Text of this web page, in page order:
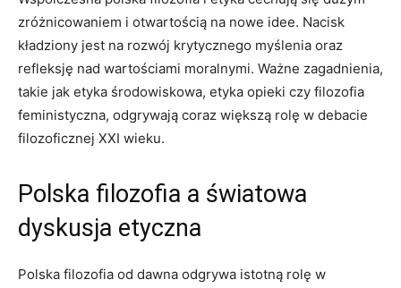
zróżnicowaniem i otwartością na nowe idee. Nacisk
kładziony jest na ​rozwój krytycznego myślenia oraz
refleksję nad wartościami‌ moralnymi. Ważne zagadnienia,
takie jak⁣ etyka środowiskowa, etyka opieki czy filozofia
‌feministyczna,‌ odgrywają coraz⁢ większą rolę w debacie
⁢filozoficznej XXI wieku.
Polska filozofia a światowa
dyskusja etyczna
Polska filozofia od dawna odgrywa istotną rolę w